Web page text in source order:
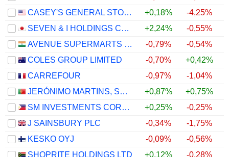
CASEY'S GENERAL STORES, INC.
+0,18% -4,25%
SEVEN & I HOLDINGS CO., LTD.
+2,24% -0,55%
AVENUE SUPERMARTS LIMITED
-0,79% -0,54%
COLES GROUP LIMITED
-0,70% +0,42%
CARREFOUR
-0,97% -1,04%
JERÓNIMO MARTINS, SGPS, S.A.
+0,87% +0,75%
SM INVESTMENTS CORPORATION
+0,25% -0,25%
J SAINSBURY PLC
-0,34% -1,75%
KESKO OYJ
-0,09% -0,56%
SHOPRITE HOLDINGS LTD
+0,12% -0,28%